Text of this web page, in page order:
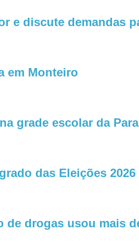
e discute demandas
em Monteiro
grade escolar da
das Eleições 2026
drogas usou mais